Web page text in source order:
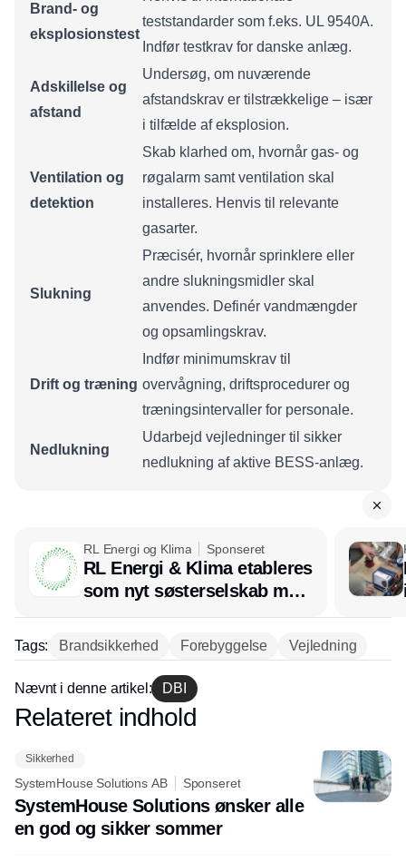
Brand- og
eksplosionstest
teststandarder som f.eks. UL 9540A.
Indfør testkrav for danske anlæg.
Adskillelse og
afstand
Undersøg, om nuværende
afstandskrav er tilstrækkelige – især
i tilfælde af eksplosion.
Ventilation og
detektion
Skab klarhed om, hvornår gas- og
røgalarm samt ventilation skal
installeres. Henvis til relevante
gasarter.
Slukning
Præcisér, hvornår sprinklere eller
andre slukningsmidler skal
anvendes. Definér vandmængder
og opsamlingskrav.
Drift og træning
Indfør minimumskrav til
overvågning, driftsprocedurer og
træningsintervaller for personale.
Nedlukning
Udarbejd vejledninger til sikker
nedlukning af aktive BESS-anlæg.
RL Energi og Klima Sponseret
RL Energi & Klima etableres
som nyt søsterselskab med
afsæt i RL Ventilation
Tags: Brandsikkerhed Forebyggelse Vejledning
Nævnt i denne artikel: DBI
Annonce
Relateret indhold
Sikkerhed
SystemHouse Solutions AB Sponseret
SystemHouse Solutions ønsker alle
en god og sikker sommer